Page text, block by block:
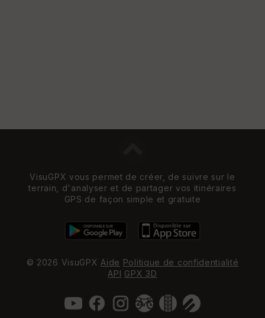
VisuGPX vous permet de créer, de suivre sur le
terrain, d'analyser et de partager vos itinéraires
GPS de façon simple et gratuite
© 2026 VisuGPX Aide Politique de confidentialité
API GPX 3D